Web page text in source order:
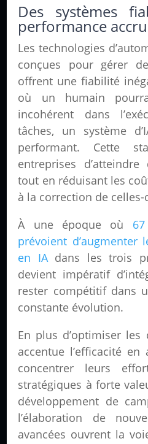
Des systèmes
performance
Les technologies
conçues pour gérer
offrent une fiabilité
où un humain
incohérent dans
tâches, un système
performant. Cette
entreprises
tout en réduisant les
à la correction de celles-
À une époque où
prévoient d’augmenter
en IAdans les trois
devient impératif
rester compétitif dans
constante évolution.
En plus d’optimiser les
accentue l’efficacité
concentrer leurs
stratégiques à forte
développement de
l’élaboration de
avancées ouvrent la